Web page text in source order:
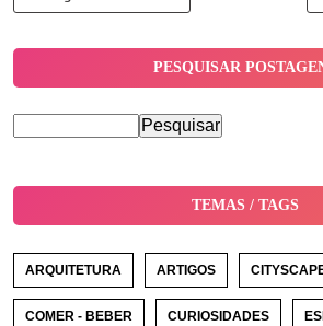
PESQUISAR
TEMAS / TAGS
ARQUITETURA ARTIGOS
COMER - BEBER CURIOSIDADES